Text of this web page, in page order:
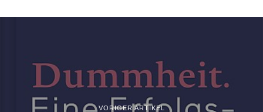
VORIGER ARTIKEL